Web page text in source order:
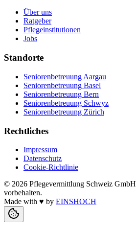
Über uns
Ratgeber
Pflegeinstitutionen
Jobs
Standorte
Seniorenbetreuung Aargau
Seniorenbetreuung Basel
Seniorenbetreuung Bern
Seniorenbetreuung Schwyz
Seniorenbetreuung Zürich
Rechtliches
Impressum
Datenschutz
Cookie-Richtlinie
© 2026 Pflegevermittlung Schweiz GmbH
vorbehalten.
Made with ♥ by EINSHOCH